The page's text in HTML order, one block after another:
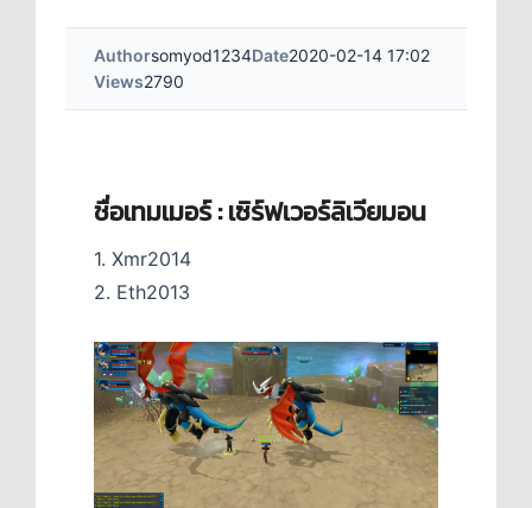
Authorsomyod1234Date2020-02-14 17:02
Views2790
ชื่อเทมเมอร์ : เซิร์ฟเวอร์ลิเวียมอน
1. Xmr2014
2. Eth2013